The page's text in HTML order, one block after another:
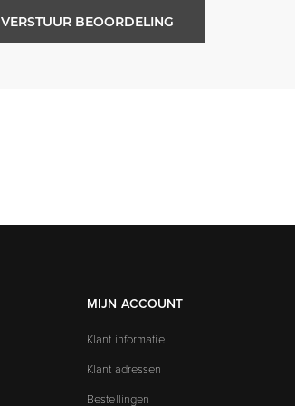
VERSTUUR BEOORDELING
MIJN ACCOUNT
Klant informatie
Klant adressen
Bestellingen